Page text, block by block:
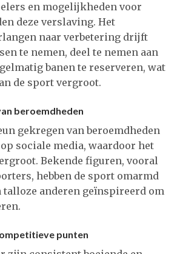
en mogelijkheden voor
deze verslaving. Het
naar verbetering drijft
te nemen, deel te nemen aan
banen te reserveren, wat
de sport vergroot.
beroemdheden
gekregen van beroemdheden
sociale media, waardoor het
Bekende figuren, vooral
hebben de sport omarmd
talloze anderen geïnspireerd om
punten